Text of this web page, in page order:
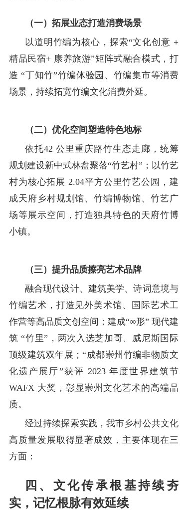
（一）拓展业态打造消费场景
以道明竹编为核心，探索“文化创意 +
精品民宿+ 康养旅游”矩阵式融合模式，打
造 “丁知竹”竹编体验园、竹编集市等消费
场景，持续拓宽竹编文化消费外延。
（二）优化空间塑造特色地标
依托42 公里重庆路竹生态走廊，统筹
规划建设新中式林盘聚落“竹艺村”；以竹艺
村为核心拓展 2.04平方公里竹艺公园，建
成天府乡村规划馆、竹编博物馆、竹艺广
场等展示空间，打造独具特色的天府竹博
小镇。
（三）提升品质擦亮艺术品牌
融合现代设计、建筑美学、诗词意境与
竹编艺术，打造见外美术馆、国际艺术工
作营等高品质文创空间；建成“∞形” 现代建
筑 “竹里”，两次入选芝加哥、威尼斯国际
顶级建筑双年展；“成都崇州竹编非物质文
化遗产展厅”获评 2023 年度世界建筑节
WAFX 大奖，彰显崇州文化艺术的高端品
质。
经过持续探索实践，我市乡村公共文化
高质量发展取得显著成效，主要体现在三
方面：
四、文化传承根基持续夯
实，记忆根脉有效延续